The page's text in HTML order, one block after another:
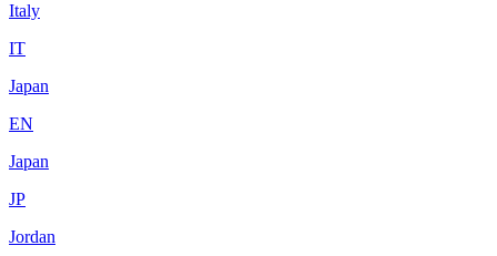
Italy
IT
Japan
EN
Japan
JP
Jordan